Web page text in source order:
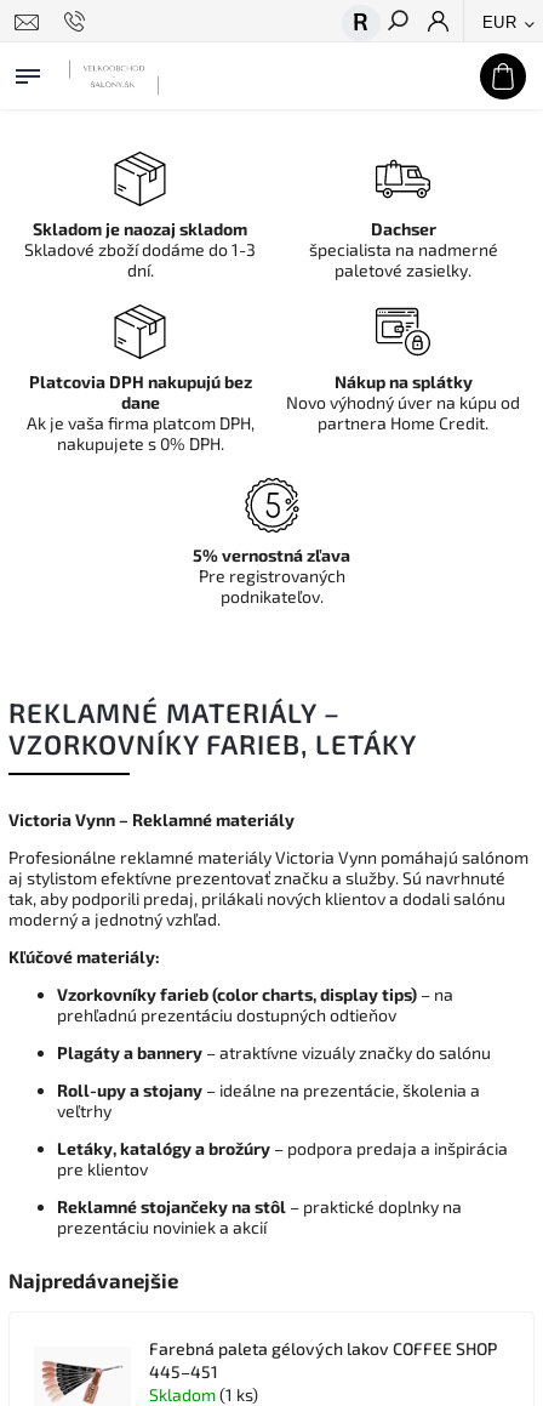
EUR
Hľadať
REKLAMNÉ MATERIÁLY –
VZORKOVNÍKY FARIEB, LETÁKY
Victoria Vynn – Reklamné materiály
Profesionálne reklamné materiály Victoria Vynn pomáhajú salónom
aj stylistom efektívne prezentovať značku a služby. Sú navrhnuté
tak, aby podporili predaj, prilákali nových klientov a dodali salónu
moderný a jednotný vzhľad.
Kľúčové materiály:
Vzorkovníky farieb (color charts, display tips) – na
prehľadnú prezentáciu dostupných odtieňov
Plagáty a bannery – atraktívne vizuály značky do salónu
Roll-upy a stojany – ideálne na prezentácie, školenia a
veľtrhy
Letáky, katalógy a brožúry – podpora predaja a inšpirácia
pre klientov
Reklamné stojančeky na stôl – praktické doplnky na
prezentáciu noviniek a akcií
Najpredávanejšie
Farebná paleta gélových lakov COFFEE SHOP
445–451
Skladom(1 ks)
Skladom je naozaj skladom
Skladové zboží dodáme do 1-3
dní.
Dachser
špecialista na nadmerné
paletové zasielky.
Platcovia DPH nakupujú bez
dane
Ak je vaša firma platcom DPH,
nakupujete s 0% DPH.
Nákup na splátky
Novo výhodný úver na kúpu od
partnera Home Credit.
5% vernostná zľava
Pre registrovaných
podnikateľov.